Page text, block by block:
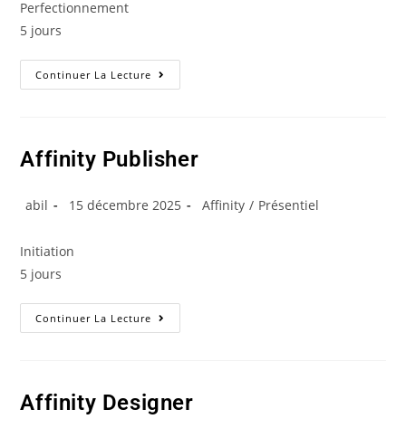
Perfectionnement
5 jours
Continuer La Lecture
Affinity Publisher
abil 15 décembre 2025 Affinity / Présentiel
Initiation
5 jours
Continuer La Lecture
Affinity Designer